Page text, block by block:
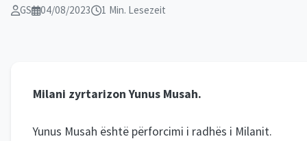
GS 04/08/2023 1 Min. Lesezeit
Milani zyrtarizon Yunus Musah.
Yunus Musah është përforcimi i radhës i Milanit.